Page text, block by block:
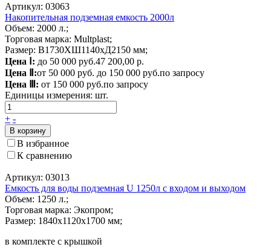
Артикул: 03063
Накопительная подземная емкость 2000л
Объем: 2000 л.;
Торговая марка: Multplast;
Размер: В1730ХШ1140хД2150 мм;
Цена Ⅰ: до 50 000 руб.47 200,00 р.
Цена Ⅱ:от 50 000 руб. до 150 000 руб.по запросу
Цена Ⅲ: от 150 000 руб.по запросу
Единицы измерения: шт.
+ -
В корзину
В избранное
К сравнению
Артикул: 03013
Емкость для воды подземная U 1250л с входом и выходом
Объем: 1250 л.;
Торговая марка: Экопром;
Размер: 1840x1120x1700 мм;
в комплекте с крышкой